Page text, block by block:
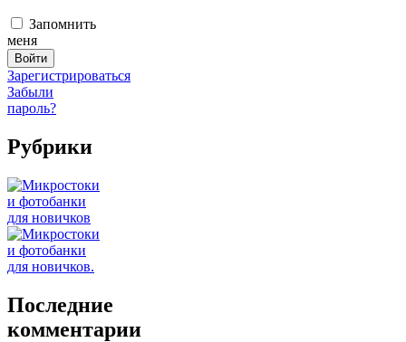
Запомнить
меня
Зарегистрироваться
Забыли
пароль?
Рубрики
Последние
комментарии